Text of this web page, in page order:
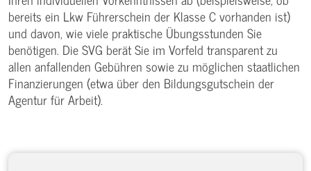
bereits ein Lkw Führerschein der Klasse C vorhanden ist)
und davon, wie viele praktische Übungsstunden Sie
benötigen. Die SVG berät Sie im Vorfeld transparent zu
allen anfallenden Gebühren sowie zu möglichen staatlichen
Finanzierungen (etwa über den Bildungsgutschein der
Agentur für Arbeit).